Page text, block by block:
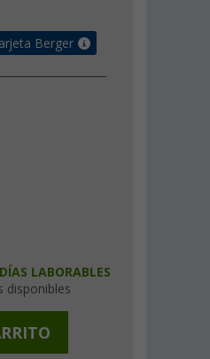
Berger
LABORABLES
disponibles